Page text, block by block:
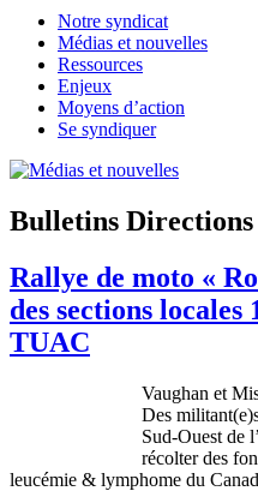
Notre syndicat
Médias et nouvelles
Ressources
Enjeux
Moyens d’action
Se syndiquer
Bulletins Directions
Rallye de moto «
des sections locales
TUAC
Vaughan et
Des
Sud-Ouest de
récolter des
leucémie & lymphome du